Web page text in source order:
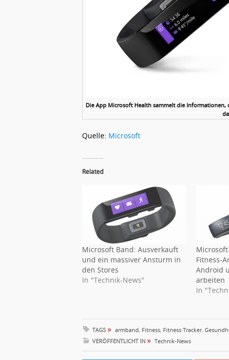
Die App Microsoft Health sammelt die
Quelle: Microsoft
Related
Microsoft Band: Ausverkauft
und ein massiver Ansturm in
den Stores
In "Technik-News"
Fitness-
Android
arbeiten
In
TAGS » armband, Fitness, Fitness Tracker,
VERÖFFENTLICHT IN » Technik-News